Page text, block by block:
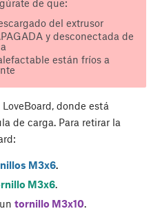
del extrusor
y desconectada de
están fríos a
donde está
de carga. Para retirar la
M3x6.
M3x6.
tornillo M3x10.